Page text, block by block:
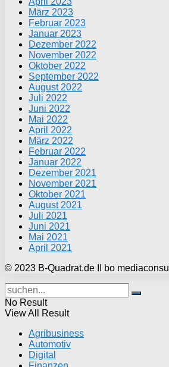
März 2023
Februar 2023
Januar 2023
Dezember 2022
November 2022
Oktober 2022
September 2022
August 2022
Juli 2022
Juni 2022
Mai 2022
April 2022
März 2022
Februar 2022
Januar 2022
Dezember 2021
November 2021
Oktober 2021
August 2021
Juli 2021
Juni 2021
Mai 2021
April 2021
© 2023 B-Quadrat.de II bo
No Result
View All Result
Agribusiness
Automotiv
Digital